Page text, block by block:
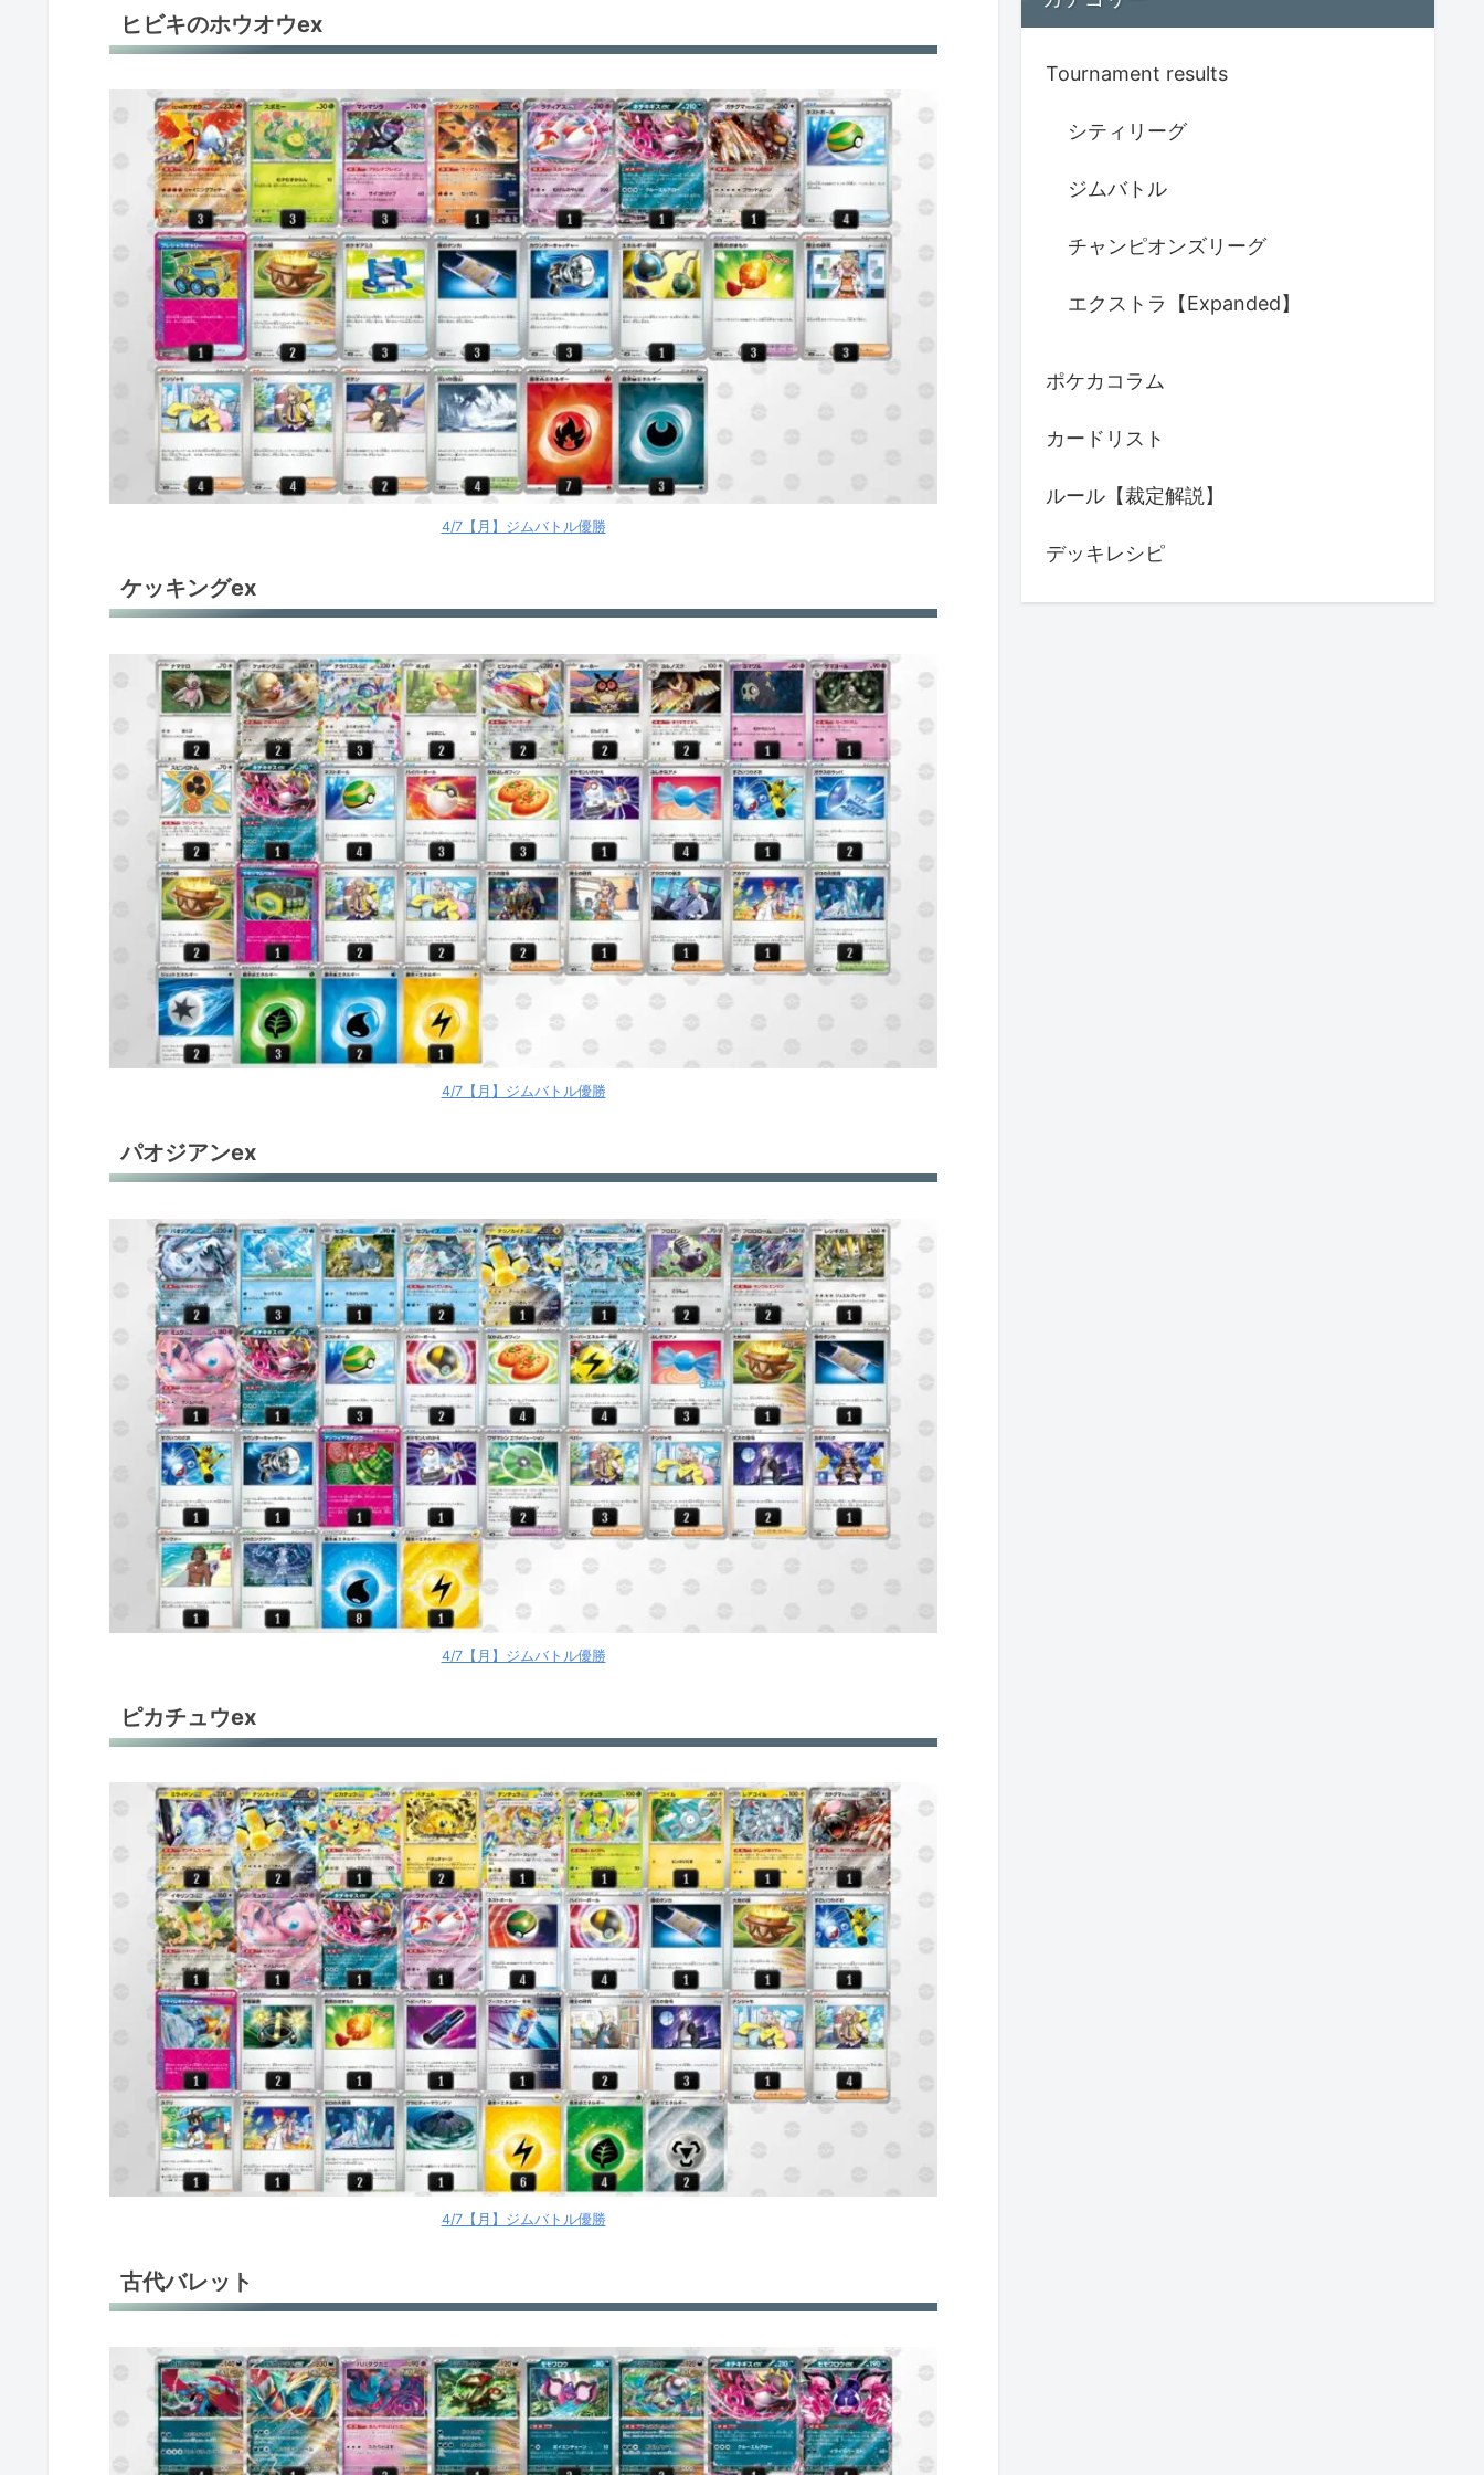
ケッキングex
パオジアンex
ピカチュウex
古代バレット
ヒビキのバクフーン
オーダイル
オーダイル
シロナのガブリアスex
シロナのガブリアスex
ホップのザシアンex
ヒビキのホウオウex
4/7【月】ジムバトル優勝
ケッキングex
4/7【月】ジムバトル優勝
パオジアンex
4/7【月】ジムバトル優勝
ピカチュウex
4/7【月】ジムバトル優勝
古代バレット
Tournament results
シティリーグ
ジムバトル
チャンピオンズリーグ
エクストラ【Expanded】
ポケカコラム
カードリスト
ルール【裁定解説】
デッキレシピ